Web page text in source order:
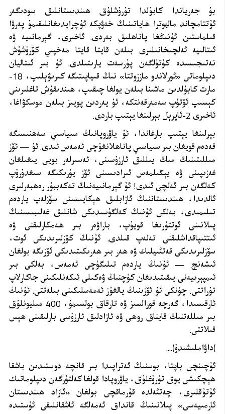
بۇ جەرياندا كابۇلدا تۇرۇشلۇق ھىندىستانلىق سودىگەر
ئۇتتامچاند مالھوترا ھاياتىنىڭ خەۋپكە ئۇچرايدىغانلىقىمۇ پەرۋا
قىلماستىن ئۇنىڭغا پاناھلىق بەردى. ئاخىرى، گېرمانىيە ۋە
ئىتالىيە ئەلچىخانىلىرى بىلەن قايتا قايتا مەخپىي كۆرۈشۈش
نەتىجىسىدە كۈتۈلگەن پۇرسەت يارىتىلدى. ئۇ بىر ئىتاليان
دىپلوماتى «ئورلاندو ماززوتتا» نىڭ قىياپىتىگە كىرىۋېلىپ، 18-
مارت كابۇلدىن ماشىنا بىلەن يولغا چىقىپ، ھىندىقۇش تاغلىرىنى
كېسىپ ئۆتۈپ سەمەرقەنتكە، ئۇ يەردىن پويىز بىلەن موسكۋاغا،
ئاخىرى 2-ئاپرېل بېرلىنغا يېتىپ باردى
.
بېرلىنغا يېتىپ بارغاندا، ئۇ ياۋروپانىڭ سىياسىي سەھنىسىگە
قەدەم قويغان بىر سىياسىي پاناھلانغۇچى ئەمەس ئىدى. ئۇ — ئۆز
مىللىتىنىڭ مىڭ يىللىق ئارزۇسىنى، ئەسىرلەر بويى يىغىلغان
غەزىپىنى ۋە يېڭىلمەس ئىرادىسىنى ئۆز يۈرىكىگە سىغدۇرۇپ
كەلگەن بىر ئەلچى ئىدى! ئۇ گېرمانىيەنىڭ تەكەببۇر رەھبەرلىرى
ئالدىدا، ھىندىستاننىڭ ئازابلىق ھېكايىسىنى سۆزلەپ ياردەم
تىلىمىدى، بەلكى ئۇنىڭ كەلگۈسىدىكى شانلىق غەلىبىسىنىڭ
پىلانىنى ئوتتۇرىغا قويۇپ، باراۋەر بىر ھەمكارلىقنى ۋە
ئىتتىپاقداشلىقنى تەلەپ قىلدى. ئۇنىڭ كۆزلىرىدىكى ئوت،
سۆزلىرىدىكى قەتئىيلىك ۋە ھەر بىر ھەرىكىتىدىكى ئۆزىگە بولغان
ئىشەنچ — ئۇنىڭ ياردەم تىلىگۈچى ئەمەس، بەلكى بىر
ئىمپېرىيەنى يىقىتىدىغان كۈچنىڭ ۋەكىلى ئىكەنلىكىنى جاكارلاپ
تۇراتتى. چۈنكى ئۇ ئۆزىنىڭ يالغۇز ئەمەسلىكىنى بىلەتتى. ئۇنىڭ
ئارقىسىدا، گەرچە قورالسىز ۋە تارقاق بولسىمۇ، 400 مىليونلۇق
بىر مىللەتنىڭ قايناق روھى ۋە ئازادلىق ئارزۇسى بارلىقىنى ھېس
قىلاتتى.
(داۋاملىشىدۇ....)
ئۈچىنچى باپتا، بوسنىڭ ئەتراپىدا بىر قانچە دوستىدىن باشقا
ھېچكىشى يوق تۇرۇغلۇق، ياۋروپادا قولغا كەلتۈرگەن دىپلوماتىك
ئۇتۇقلىرى، چەتئەلدە قۇرماقچى بولغان «ئازاد ھىندىستان
ئارمىيەسى» پىلانىنىڭ قانداق ئەمەلگە ئاشقانلىقى ئۈستىدە